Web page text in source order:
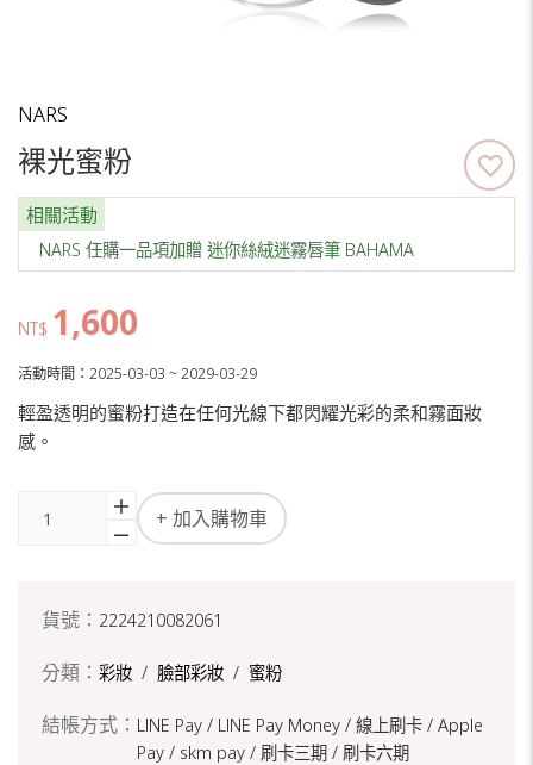
NARS
裸光蜜粉
相關活動
NARS 任購一品項加贈 迷你絲絨迷霧唇筆 BAHAMA
NT$ 1,600
活動時間：2025-03-03 ~ 2029-03-29
輕盈透明的蜜粉打造在任何光線下都閃耀光彩的柔和霧面妝
感。
+ 加入購物車
貨號： 2224210082061
分類： 彩妝 / 臉部彩妝 / 蜜粉
結帳方式： LINE Pay / LINE Pay Money / 線上刷卡 / Apple
Pay / skm pay / 刷卡三期 / 刷卡六期